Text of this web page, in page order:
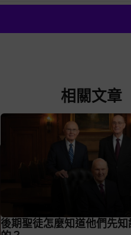
相關文章
後期聖徒怎麼知道他們先